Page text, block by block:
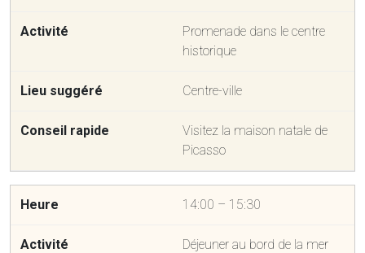
Promenade dans le centre
historique
Centre-ville
Visitez la maison natale de
Picasso
14:00 – 15:30
Déjeuner au bord de la mer